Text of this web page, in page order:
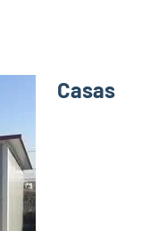
Casas